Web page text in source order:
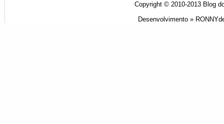
Copyright © 2010-2013 Blog
Desenvolvimento »